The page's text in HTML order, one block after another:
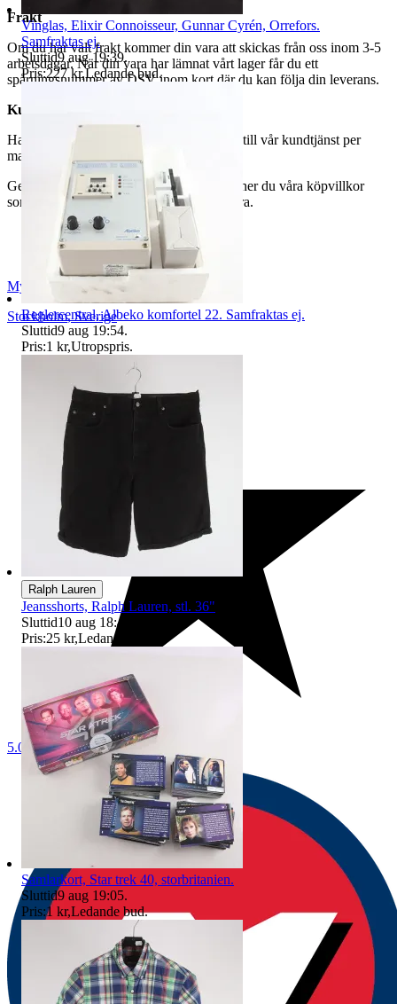
Frakt
Om du har valt frakt kommer din vara att skickas från oss inom 3-5
arbetsdagar. När din vara har lämnat vårt lager får du ett
spårningsnummer av DSV inom kort där du kan följa din leverans.
Kundservice
Har du frågor eller funderingar hör av dig till vår kundtjänst per
mail:
Genom att buda på våra annonser godkänner du våra köpvillkor
som du hittar på vår infosida här på Tradera.
Myrorna
Stockholm,Sverige
5.0
Vinglas, Elixir Connoisseur, Gunnar Cyrén, Orrefors.
Samfraktas ej.
Sluttid9 aug 19:39.
Pris:227 kr,Ledande bud.
Reglercentral, Albeko komfortel 22. Samfraktas ej.
Sluttid9 aug 19:54.
Pris:1 kr,Utropspris.
Ralph Lauren
Jeansshorts, Ralph Lauren, stl. 36"
Sluttid10 aug 18:44
Pris:25 kr,Ledande bud
Samlarkort, Star trek 40, storbritanien.
Sluttid9 aug 19:05.
Pris:1 kr,Ledande bud.